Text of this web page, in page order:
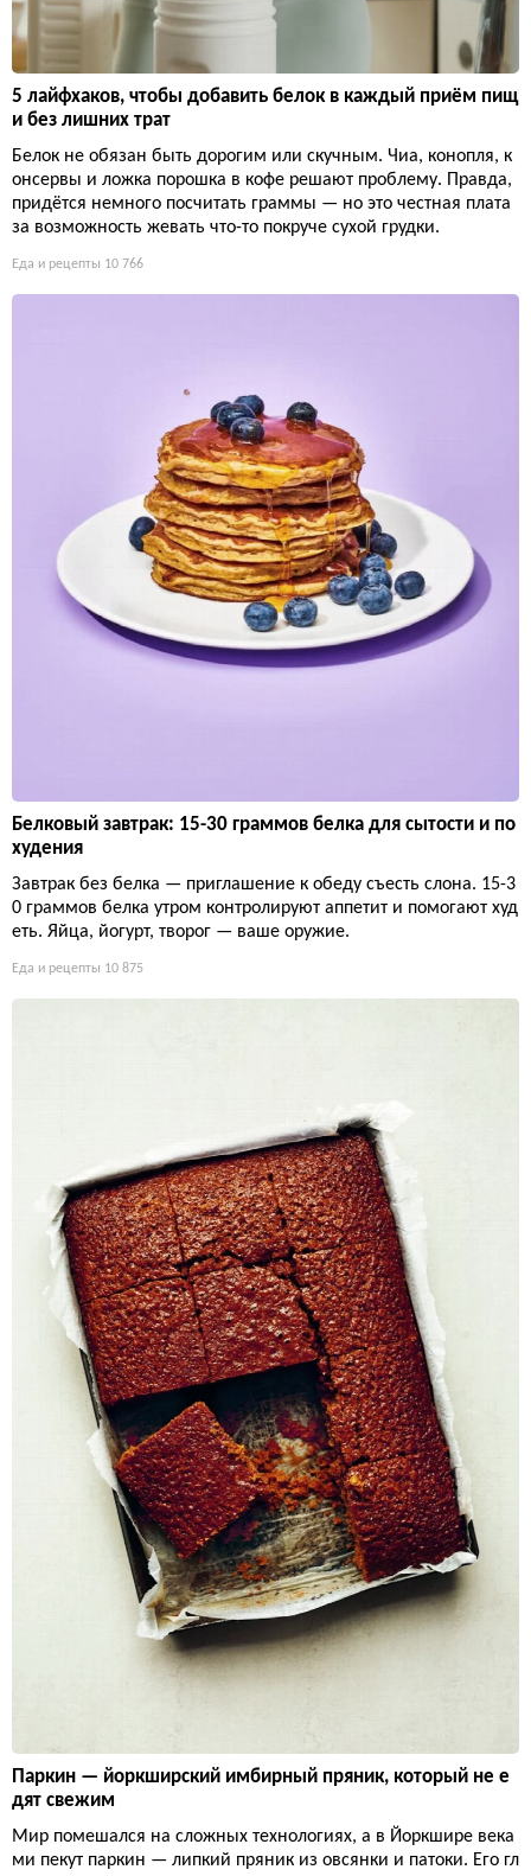
5 лайфхаков, чтобы добавить белок в каждый приём пищ
и без лишних трат
Белок не обязан быть дорогим или скучным. Чиа, конопля, к
онсервы и ложка порошка в кофе решают проблему. Правда,
придётся немного посчитать граммы — но это честная плата
за возможность жевать что-то покруче сухой грудки.
Еда и рецепты 10 766
Белковый завтрак: 15-30 граммов белка для сытости и по
худения
Завтрак без белка — приглашение к обеду съесть слона. 15-3
0 граммов белка утром контролируют аппетит и помогают худ
еть. Яйца, йогурт, творог — ваше оружие.
Еда и рецепты 10 875
Паркин — йоркширский имбирный пряник, который не е
дят свежим
Мир помешался на сложных технологиях, а в Йоркшире века
ми пекут паркин — липкий пряник из овсянки и патоки. Его гл